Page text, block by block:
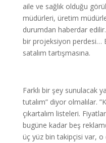
aile ve sağlık olduğu
müdürleri, üretim
durumdan haberdar
bir projeksiyon perdesi…
satalım tartışmasına.
Farklı bir şey sunulacak
tutalım” diyor olmalılar.
çıkartalım listeleri.
bugüne kadar beş
üç yüz bin takipçisi var, o